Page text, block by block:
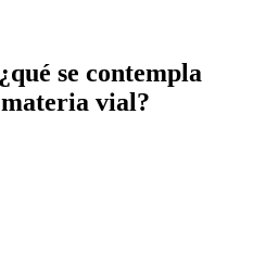
se contempla
vial?